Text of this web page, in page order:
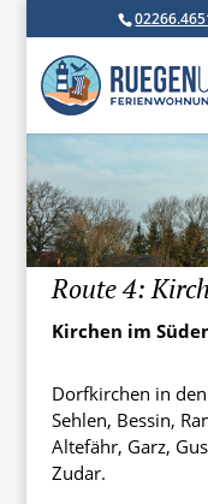
Route 4:
Kirchen im
Dorfkirchen in
Sehlen, Bessin,
Altefähr, Garz,
Zudar.